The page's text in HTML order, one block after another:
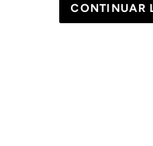
CONTINUAR